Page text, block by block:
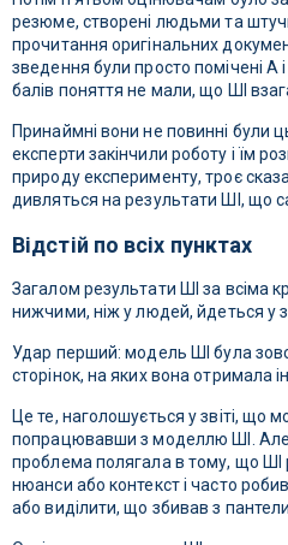
резюме, створені людьми та
прочитання оригінальних
зведення були просто помічені A
балів поняття не мали, що ШІ
Принаймні вони не повинні були
експерти закінчили роботу і їм
природу експерименту, троє
дивляться на результати ШІ, що
Відстій по всіх пунктах
Загалом результати ШІ за всіма
нижчими, ніж у людей, йдеться у
Удар перший: модель ШІ була
сторінок, на яких вона отримала
Це те, наголошується у звіті, що
попрацювавши з моделлю ШІ.
проблема полягала в тому, що ШІ
нюанси або контекст і часто
або виділити, що збивав з